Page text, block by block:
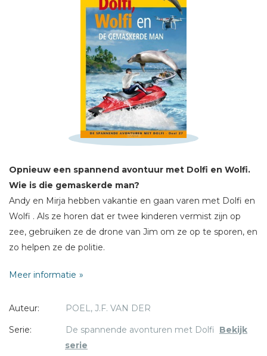
Opnieuw een spannend avontuur met Dolfi en Wolfi.
Wie is die gemaskerde man?
Andy en Mirja hebben vakantie en gaan varen met Dolfi en
Wolfi . Als ze horen dat er twee kinderen vermist zijn op
zee, gebruiken ze de drone van Jim om ze op te sporen, en
zo helpen ze de politie.
Maar als ze een oude zandzuiger ontdekken wordt het pas
masker? En wat heeft hij te verbergen? De kinderen gaan
samen met de hulp van Dolfi en Wolfi op onderzoek uit.
Meer informatie
Auteur:
POEL, J.F. VAN DER
Serie:
De spannende avonturen met Dolfi Bekijk
serie
Sterren
Naam *
E-mail *
Titel *
Bericht *